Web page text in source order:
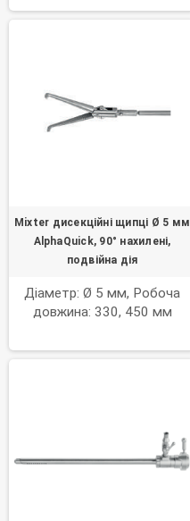
Mixter дисекційні щипці Ø 5 мм
AlphaQuick, 90° нахилені,
подвійна дія
Діаметр: Ø 5 мм, Робоча
довжина: 330, 450 мм